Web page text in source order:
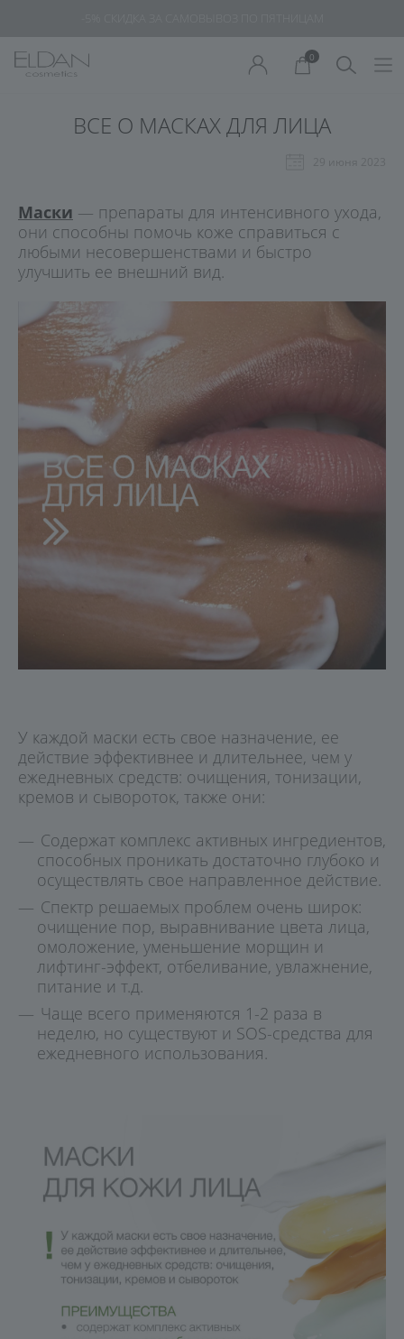
0
ВСЕ О МАСКАХ ДЛЯ ЛИЦА
Маски — препараты для интенсивного ухода,
они способны помочь коже справиться с
любыми несовершенствами и быстро
улучшить ее внешний вид.
У каждой маски есть свое назначение, ее
действие эффективнее и длительнее, чем у
ежедневных средств: очищения, тонизации,
кремов и сывороток, также они:
Содержат комплекс активных ингредиентов,
способных проникать достаточно глубоко и
осуществлять свое направленное действие.
Спектр решаемых проблем очень широк:
очищение пор, выравнивание цвета лица,
омоложение, уменьшение морщин и
лифтинг-эффект, отбеливание, увлажнение,
питание и т.д.
Чаще всего применяются 1-2 раза в
неделю, но существуют и SOS-средства для
ежедневного использования.